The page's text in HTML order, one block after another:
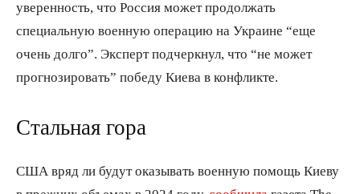
уверенность, что Россия может продолжать
специальную военную операцию на Украине “еще
очень долго”. Эксперт подчеркнул, что “не может
прогнозировать” победу Киева в конфликте.
Стальная гора
США вряд ли будут оказывать военную помощь Киеву